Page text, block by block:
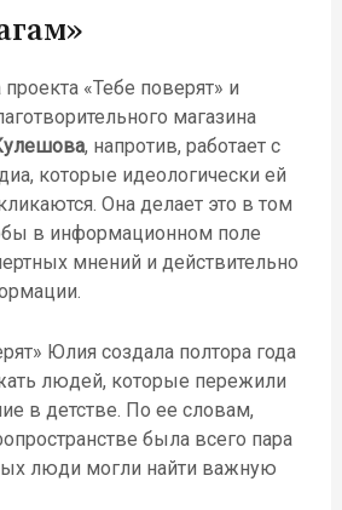
«Тебе поверят» и
магазина
, напротив, работает с
которые идеологически ей
Она делает это в том
в информационном поле
мнений и действительно
Юлия создала полтора года
людей, которые пережили
в детстве. По ее словам,
была всего пара
люди могли найти важную